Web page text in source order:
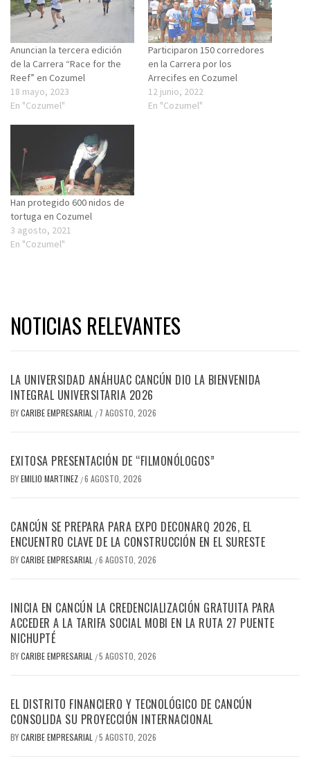
Anuncian la tercera edición
de la Carrera “Race for the
Reef” en Cozumel
18 mayo, 2023
En "Cozumel"
Participaron 150 corredores
en la Carrera por los
Arrecifes en Cozumel
12 junio, 2022
En "Cozumel"
Han protegido 600 nidos de
tortuga en Cozumel
3 agosto, 2021
En "Cozumel"
NOTICIAS RELEVANTES
LA UNIVERSIDAD ANÁHUAC CANCÚN DIO LA BIENVENIDA
INTEGRAL UNIVERSITARIA 2026
BYCARIBE EMPRESARIAL / 7 AGOSTO, 2026
EXITOSA PRESENTACIÓN DE “FILMONÓLOGOS”
BYEMILIO MARTINEZ /6 AGOSTO, 2026
CANCÚN SE PREPARA PARA EXPO DECONARQ 2026, EL
ENCUENTRO CLAVE DE LA CONSTRUCCIÓN EN EL SURESTE
BYCARIBE EMPRESARIAL /6 AGOSTO, 2026
INICIA EN CANCÚN LA CREDENCIALIZACIÓN GRATUITA PARA
ACCEDER A LA TARIFA SOCIAL MOBI EN LA RUTA 27 PUENTE
NICHUPTÉ
BYCARIBE EMPRESARIAL /5 AGOSTO, 2026
EL DISTRITO FINANCIERO Y TECNOLÓGICO DE CANCÚN
CONSOLIDA SU PROYECCIÓN INTERNACIONAL
BYCARIBE EMPRESARIAL /5 AGOSTO, 2026